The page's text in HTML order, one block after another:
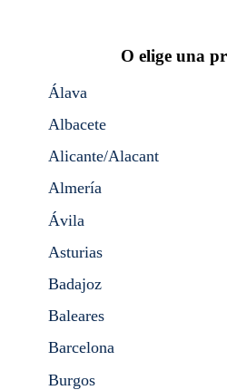
O elige una
Álava
Albacete
Alicante/Alacant
Almería
Ávila
Asturias
Badajoz
Baleares
Barcelona
Burgos